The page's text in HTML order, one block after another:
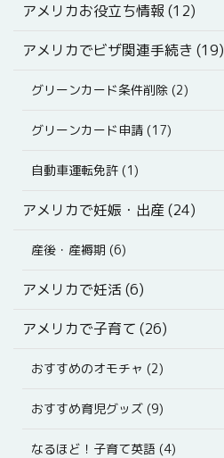
アメリカお役立ち情報 (12)
アメリカでビザ関連手続き (19)
グリーンカード条件削除 (2)
グリーンカード申請 (17)
自動車運転免許 (1)
アメリカで妊娠・出産 (24)
産後・産褥期 (6)
アメリカで妊活 (6)
アメリカで子育て (26)
おすすめのオモチャ (2)
おすすめ育児グッズ (9)
なるほど！子育て英語 (4)